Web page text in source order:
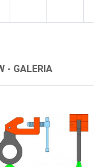
- GALERIA